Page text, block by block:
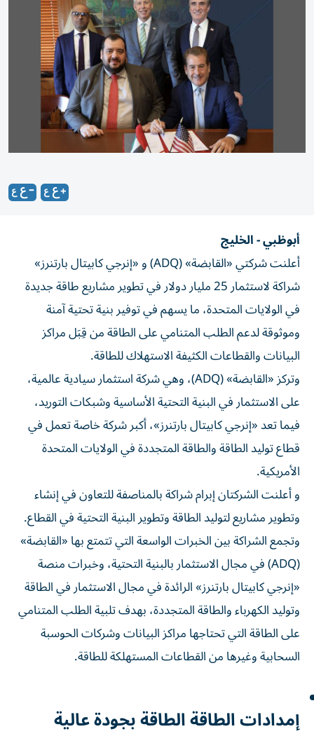
أبوظبي - الخليج
أعلنت شركتي «القابضة» (ADQ) و «إنرجي كابيتال بارتنرز»
شراكة لاستثمار 25 مليار دولار في تطوير مشاريع طاقة جديدة
في الولايات المتحدة، ما يسهم في توفير بنية تحتية آمنة
وموثوقة لدعم الطلب المتنامي على الطاقة من قِبَل مراكز
البيانات والقطاعات الكثيفة الاستهلاك للطاقة.
وتركز «القابضة» (ADQ)، وهي شركة استثمار سيادية عالمية،
على الاستثمار في البنية التحتية الأساسية وشبكات التوريد،
فيما تعد «إنرجي كابيتال بارتنرز»، أكبر شركة خاصة تعمل في
قطاع توليد الطاقة والطاقة المتجددة في الولايات المتحدة
الأمريكية.
و أعلنت الشركتان إبرام شراكة بالمناصفة للتعاون في إنشاء
وتطوير مشاريع لتوليد الطاقة وتطوير البنية التحتية في القطاع.
وتجمع الشراكة بين الخبرات الواسعة التي تتمتع بها «القابضة»
(ADQ) في مجال الاستثمار بالبنية التحتية، وخبرات منصة
«إنرجي كابيتال بارتنرز» الرائدة في مجال الاستثمار في الطاقة
وتوليد الكهرباء والطاقة المتجددة، بهدف تلبية الطلب المتنامي
على الطاقة التي تحتاجها مراكز البيانات وشركات الحوسبة
السحابية وغيرها من القطاعات المستهلكة للطاقة.
إمدادات الطاقة الطاقة بجودة عالية